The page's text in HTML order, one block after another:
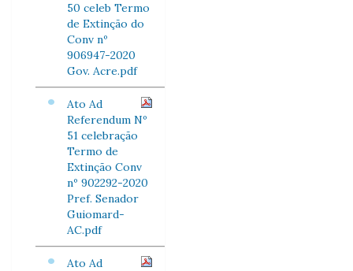
50 celeb Termo
de Extinção do
Conv nº
906947-2020
Gov. Acre.pdf
Ato Ad
Referendum Nº
51 celebração
Termo de
Extinção Conv
nº 902292-2020
Pref. Senador
Guiomard-
AC.pdf
Ato Ad